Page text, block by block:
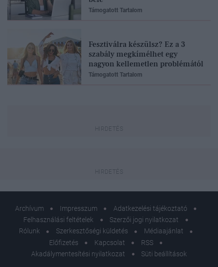
Támogatott Tartalom
Fesztiválra készülsz? Ez a 3
szabály megkímélhet egy
nagyon kellemetlen problémától
Támogatott Tartalom
Archívum Impresszum
Adatkezelési tájékoztató
Felhasználási feltételek
Szerzői jogi nyilatkozat
Rólunk
Szerkesztőségi küldetés
Médiaajánlat
Előfizetés
Kapcsolat
RSS
Akadálymentesítési nyilatkozat
Süti beállítások